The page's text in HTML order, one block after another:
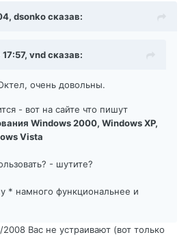
dsonko сказав:
vnd сказав:
очень довольны.
- вот на сайте что пишут
Windows 2000, Windows XP,
Vista
- шутите?
* намного функциональнее и
Вас не устраивают (вот только